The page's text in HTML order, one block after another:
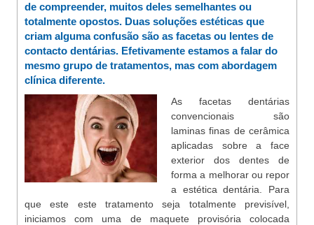
de compreender, muitos deles semelhantes ou
totalmente opostos. Duas soluções estéticas que
criam alguma confusão são as facetas ou lentes de
contacto dentárias. Efetivamente estamos a falar do
mesmo grupo de tratamentos, mas com abordagem
clínica diferente.
As facetas dentárias
convencionais são
laminas finas de cerâmica
aplicadas sobre a face
exterior dos dentes de
forma a melhorar ou repor
a estética dentária. Para
que este este tratamento seja totalmente previsível,
iniciamos com uma de maquete provisória colocada